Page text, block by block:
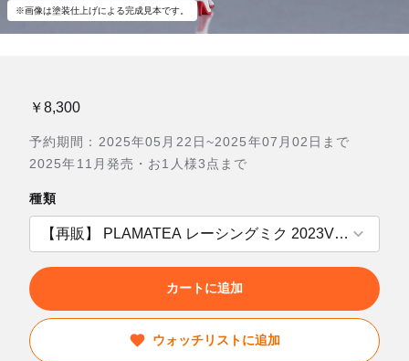
※画像は塗装仕上げによる完成見本です。
￥8,300
予約期間：2025年05月22日~2025年07月02日まで
2025年11月発売・お1人様3点まで
種類
カートに追加
ウォッチリストに追加